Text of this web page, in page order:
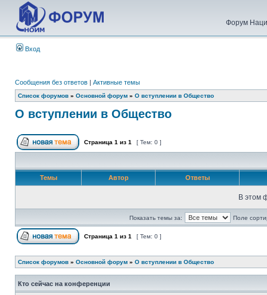
Форум
Вход
Сообщения без ответов | Активные темы
Список форумов » Основной форум » О вступлении в Общество
О вступлении в Общество
Страница 1 из 1 [ Тем: 0 ]
Темы Автор Ответы
В этом
Показать темы за: Поле
Страница 1 из 1 [ Тем: 0 ]
Список форумов » Основной форум » О вступлении в Общество
Кто сейчас на конференции